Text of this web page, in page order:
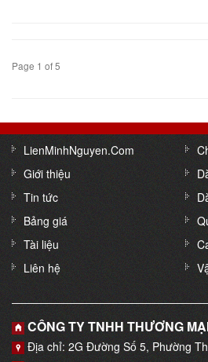
Page 1 of 5
LienMinhNguyen.Com
Giới thiệu
Tin tức
Bảng giá
Tài liệu
Liên hệ
CÔNG TY TNHH THƯƠNG
Địa chỉ: 2G Đường Số 5, Phường